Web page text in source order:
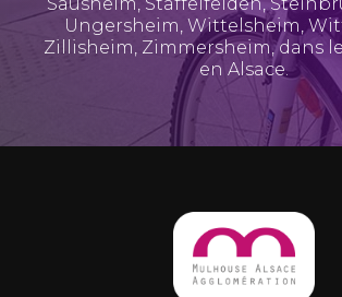
Ungersheim, Wittelsheim,
Zillisheim, Zimmersheim, dans
en Alsace.